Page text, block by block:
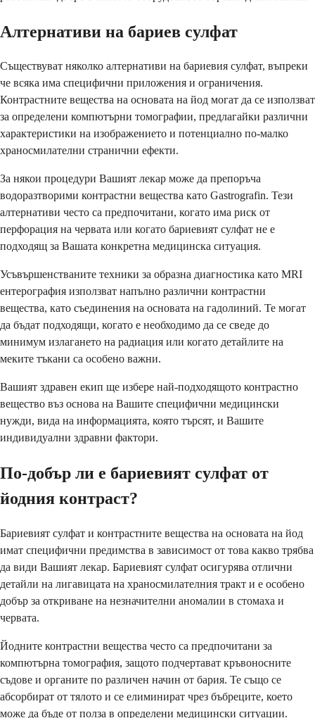
Алтернативи на бариев сулфат
Съществуват няколко алтернативи на бариевия сулфат, въпреки
че всяка има специфични приложения и ограничения.
Контрастните вещества на основата на йод могат да се използват
за определени компютърни томографии, предлагайки различни
характеристики на изображението и потенциално по-малко
храносмилателни странични ефекти.
За някои процедури Вашият лекар може да препоръча
водоразтворими контрастни вещества като Gastrografin. Тези
алтернативи често са предпочитани, когато има риск от
перфорация на червата или когато бариевият сулфат не е
подходящ за Вашата конкретна медицинска ситуация.
Усъвършенстваните техники за образна диагностика като MRI
ентерография използват напълно различни контрастни
вещества, като съединения на основата на гадолиний. Те могат
да бъдат подходящи, когато е необходимо да се сведе до
минимум излагането на радиация или когато детайлите на
меките тъкани са особено важни.
Вашият здравен екип ще избере най-подходящото контрастно
вещество въз основа на Вашите специфични медицински
нужди, вида на информацията, която търсят, и Вашите
индивидуални здравни фактори.
По-добър ли е бариевият сулфат от
йодния контраст?
Бариевият сулфат и контрастните вещества на основата на йод
имат специфични предимства в зависимост от това какво трябва
да види Вашият лекар. Бариевият сулфат осигурява отлични
детайли на лигавицата на храносмилателния тракт и е особено
добър за откриване на незначителни аномалии в стомаха и
червата.
Йодните контрастни вещества често са предпочитани за
компютърна томография, защото подчертават кръвоносните
съдове и органите по различен начин от бария. Те също се
абсорбират от тялото и се елиминират чрез бъбреците, което
може да бъде от полза в определени медицински ситуации.